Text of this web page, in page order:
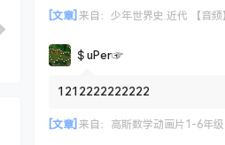
[文章] 来自： 少年世界史.近代 【音频
＄uΡer☞
1212222222222
[文章] 来自： 高斯数学动画片1-6年级